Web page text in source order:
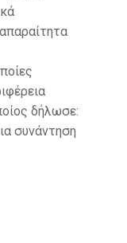
δήλωσε:
συνάντηση